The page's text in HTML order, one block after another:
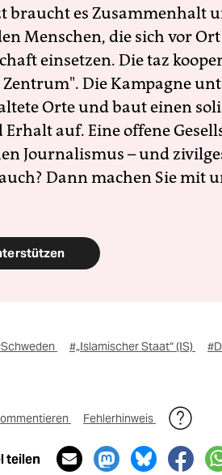
braucht es Zusammenhalt
Menschen, die sich vor
einsetzen. Die taz
Die Kampagne
Orte und baut einen
Erhalt auf. Eine offene
Journalismus – und
Dann machen Sie mit
#„Islamischer Staat“ (IS)
Fehlerhinweis
teilen